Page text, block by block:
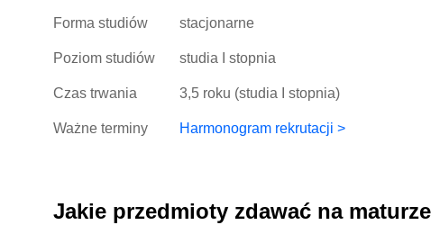
Forma studiów stacjonarne
Poziom studiów studia I stopnia
Czas trwania 3,5 roku (studia I stopnia)
Ważne terminy Harmonogram rekrutacji >
Jakie przedmioty zdawać na maturze